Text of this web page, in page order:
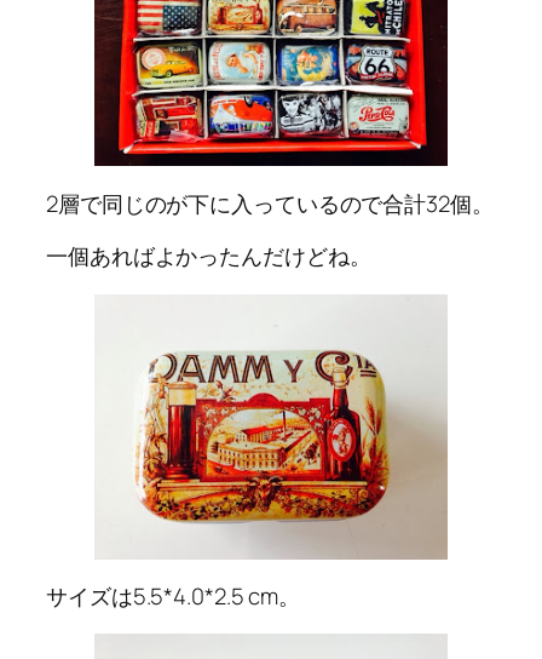
2層で同じのが下に入っているので合計32個。
一個あればよかったんだけどね。
サイズは5.5*4.0*2.5 cm。